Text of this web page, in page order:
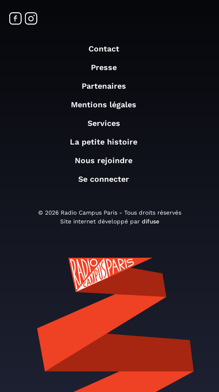
Contact
Presse
Partenaires
Mentions légales
Services
La petite histoire
Nous rejoindre
Se connecter
© 2026 Radio Campus Paris - Tous droits réservés
Site internet développé par difuse